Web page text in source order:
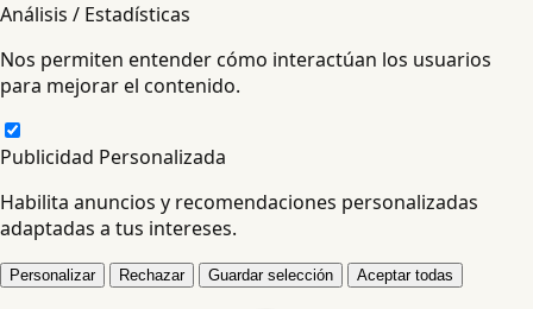
Análisis / Estadísticas
Nos permiten entender cómo interactúan los usuarios
para mejorar el contenido.
Publicidad Personalizada
Habilita anuncios y recomendaciones personalizadas
adaptadas a tus intereses.
Personalizar Rechazar Guardar selección Aceptar todas